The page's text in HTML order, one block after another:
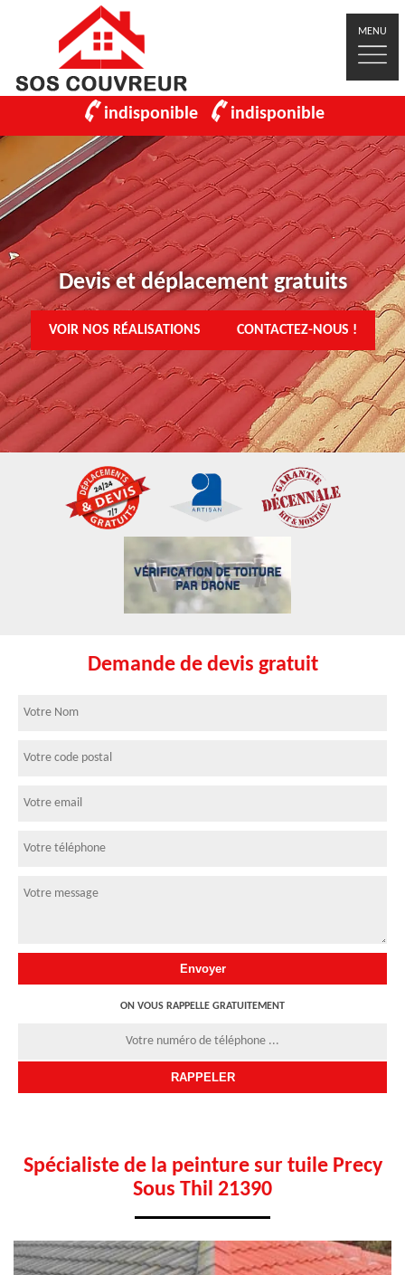
MENU
indisponible indisponible
Devis et déplacement gratuits
VOIR NOS RÉALISATIONS CONTACTEZ-NOUS !
Demande de devis gratuit
ON VOUS RAPPELLE GRATUITEMENT
Spécialiste de la peinture sur tuile Precy
Sous Thil 21390